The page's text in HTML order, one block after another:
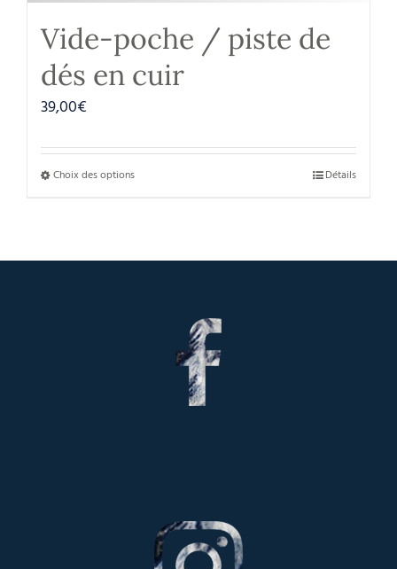
Vide-poche / piste de
dés en cuir
39,00€
Choix des options Détails